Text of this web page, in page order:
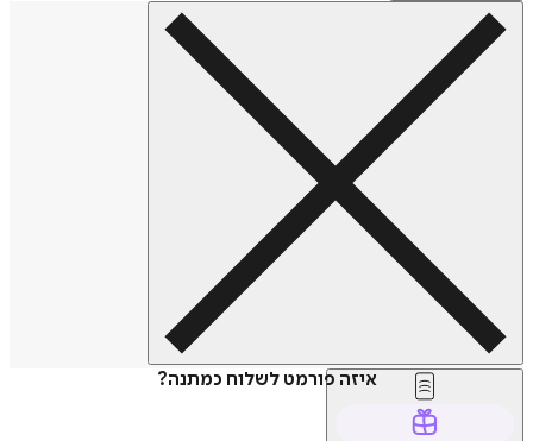
איזה פורמט לשלוח כמתנה?